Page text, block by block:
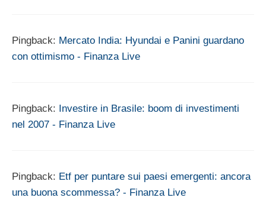
Pingback: Mercato India: Hyundai e Panini guardano
con ottimismo - Finanza Live
Pingback: Investire in Brasile: boom di investimenti
nel 2007 - Finanza Live
Pingback: Etf per puntare sui paesi emergenti: ancora
una buona scommessa? - Finanza Live